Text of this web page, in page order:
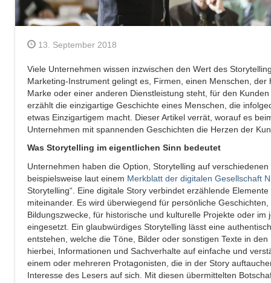
13. September 2018
Viele Unternehmen wissen inzwischen den Wert des
Marketing-Instrument gelingt es, Firmen, einen Menschen, der
Marke oder einer anderen Dienstleistung steht, für den
erzählt die einzigartige Geschichte eines Menschen, die
etwas Einzigartigem macht. Dieser Artikel verrät, worauf es
Unternehmen mit spannenden Geschichten die Herzen der
Was Storytelling im eigentlichen Sinn bedeutet
Unternehmen haben die Option, Storytelling auf
beispielsweise laut einem Merkblatt der digitalen Gesellschaft
Storytelling“. Eine digitale Story verbindet erzählende
miteinander. Es wird überwiegend für persönliche
Bildungszwecke, für historische und kulturelle Projekte oder im
eingesetzt. Ein glaubwürdiges Storytelling lässt eine
entstehen, welche die Töne, Bilder oder sonstigen Texte in
hierbei, Informationen und Sachverhalte auf einfache und
einem oder mehreren Protagonisten, die in der Story
Interesse des Lesers auf sich. Mit diesen übermittelten